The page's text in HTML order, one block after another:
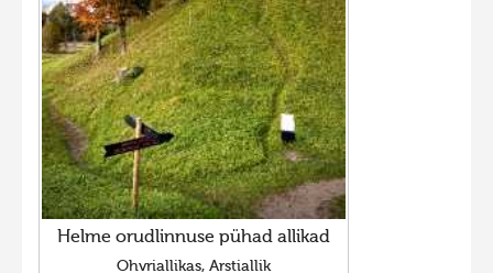
Helme orudlinnuse pühad allikad
Ohvriallikas, Arstiallik